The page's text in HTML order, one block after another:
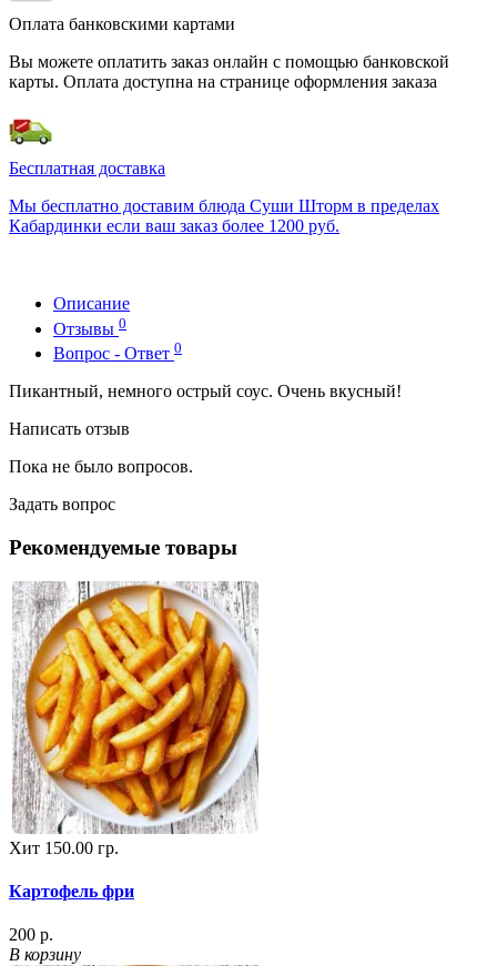
Оплата банковскими картами
Вы можете оплатить заказ онлайн с помощью банковской
карты. Оплата доступна на странице оформления заказа
Бесплатная доставка
Мы бесплатно доставим блюда Суши Шторм в пределах
Кабардинки если ваш заказ более 1200 руб.
Описание
Отзывы 0
Вопрос - Ответ 0
Пикантный, немного острый соус. Очень вкусный!
Написать отзыв
Пока не было вопросов.
Задать вопрос
Рекомендуемые товары
Хит 150.00 гр.
Картофель фри
200 р.
В корзину